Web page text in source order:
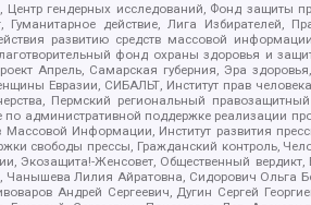
гендерных исследований, Фонд защиты
действие, Лига Избирателей,
развитию средств массовой
фонд охраны здоровья и
Апрель, Самарская губерния, Эра
Евразии, СИБАЛЬТ, Институт прав
Пермский региональный
поддержке реализации
Информации, Институт развития
свободы прессы, Гражданский контроль,
Экозащита!-Женсовет, Общественный
Лилия Айратовна, Сидорович Ольга
Андрей Сергеевич, Дугин Сергей